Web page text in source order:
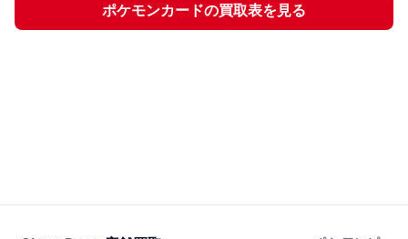
ポケモンカードの買取表を見る